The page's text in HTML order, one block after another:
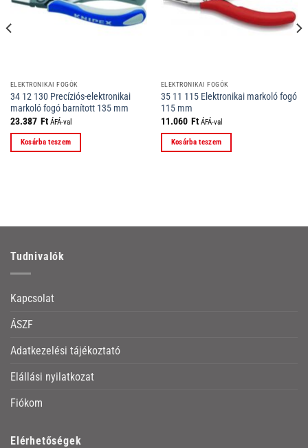
ELEKTRONIKAI FOGÓK
34 12 130 Precíziós-elektronikai
markoló fogó barnított 135 mm
23.387 Ft ÁFÁ-val
Kosárba teszem
ELEKTRONIKAI FOGÓK
35 11 115 Elektronikai markoló fogó
115 mm
11.060 Ft ÁFÁ-val
Kosárba teszem
Tudnivalók
Kapcsolat
ÁSZF
Adatkezelési tájékoztató
Elállási nyilatkozat
Fiókom
Elérhetőségek